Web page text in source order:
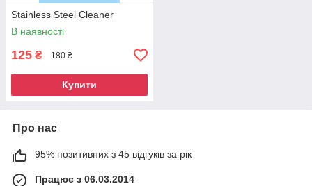
Stainless Steel Cleaner
В наявності
125 ₴ 180 ₴
Купити
Про нас
95% позитивних з 45 відгуків за рік
Працює з 06.03.2014